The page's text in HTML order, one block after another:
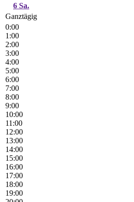
6 Sa.
Ganztägig
0:00
1:00
2:00
3:00
4:00
5:00
6:00
7:00
8:00
9:00
10:00
11:00
12:00
13:00
14:00
15:00
16:00
17:00
18:00
19:00